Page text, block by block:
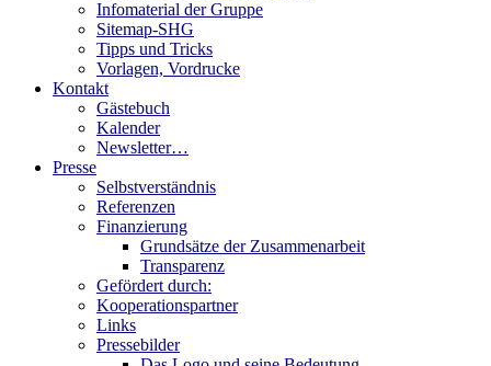
Infomaterial der Gruppe
Sitemap-SHG
Tipps und Tricks
Vorlagen, Vordrucke
Kontakt
Gästebuch
Kalender
Newsletter…
Presse
Selbstverständnis
Referenzen
Finanzierung
Grundsätze der Zusammenarbeit
Transparenz
Gefördert durch:
Kooperationspartner
Links
Pressebilder